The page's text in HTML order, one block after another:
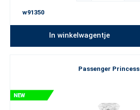
w91350
In winkelwagentje
Passenger Princess